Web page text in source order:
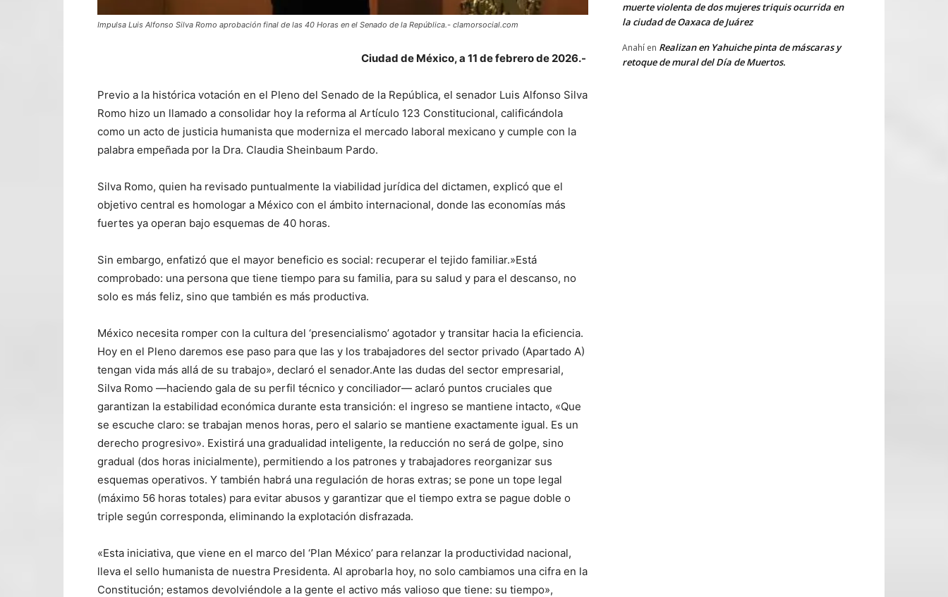
Impulsa Luis Alfonso Silva Romo aprobación final de las 40 Horas en el Senado de la República.- clamorsocial.com
Ciudad de México, a 11 de febrero de 2026.-
Previo a la histórica votación en el Pleno del Senado de la República, el senador Luis Alfonso Silva
Romo hizo un llamado a consolidar hoy la reforma al Artículo 123 Constitucional, calificándola
como un acto de justicia humanista que moderniza el mercado laboral mexicano y cumple con la
palabra empeñada por la Dra. Claudia Sheinbaum Pardo.
Silva Romo, quien ha revisado puntualmente la viabilidad jurídica del dictamen, explicó que el
objetivo central es homologar a México con el ámbito internacional, donde las economías más
fuertes ya operan bajo esquemas de 40 horas.
Sin embargo, enfatizó que el mayor beneficio es social: recuperar el tejido familiar.»Está
comprobado: una persona que tiene tiempo para su familia, para su salud y para el descanso, no
solo es más feliz, sino que también es más productiva.
México necesita romper con la cultura del ‘presencialismo’ agotador y transitar hacia la eficiencia.
Hoy en el Pleno daremos ese paso para que las y los trabajadores del sector privado (Apartado A)
tengan vida más allá de su trabajo», declaró el senador.Ante las dudas del sector empresarial,
Silva Romo —haciendo gala de su perfil técnico y conciliador— aclaró puntos cruciales que
garantizan la estabilidad económica durante esta transición: el ingreso se mantiene intacto, «Que
se escuche claro: se trabajan menos horas, pero el salario se mantiene exactamente igual. Es un
derecho progresivo». Existirá una gradualidad inteligente, la reducción no será de golpe, sino
gradual (dos horas inicialmente), permitiendo a los patrones y trabajadores reorganizar sus
esquemas operativos. Y también habrá una regulación de horas extras; se pone un tope legal
(máximo 56 horas totales) para evitar abusos y garantizar que el tiempo extra se pague doble o
triple según corresponda, eliminando la explotación disfrazada.
«Esta iniciativa, que viene en el marco del ‘Plan México’ para relanzar la productividad nacional,
lleva el sello humanista de nuestra Presidenta. Al aprobarla hoy, no solo cambiamos una cifra en la
Constitución; estamos devolviéndole a la gente el activo más valioso que tiene: su tiempo»,
muerte violenta de dos mujeres triquis ocurrida en
la ciudad de Oaxaca de Juárez
Anahí en Realizan en Yahuiche pinta de máscaras y
retoque de mural del Día de Muertos.